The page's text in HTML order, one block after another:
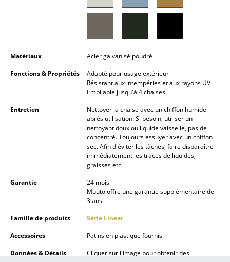
Lampes de table
Lampes de bureau
Lampadaires et Liseuses
Lampes de sol
Appliques murales
Luminaires d’extérieur
... voir tous les luminaires
Lits
Lits doubles
Matériaux
Acier galvanisé poudré
Fonctions & Propriétés
Adapté pour usage extérieur
Résistant aux intempéries et aux rayons UV
Empilable jusqu'à 4 chaises
Entretien
Nettoyer la chaise avec un chiffon humide
après utilisation. Si besoin, utiliser un
nettoyant doux ou liquide vaisselle, pas de
concentré. Toujours essuyer avec un chiffon
sec. Afin d'éviter les tâches, faire disparaître
immédiatement les traces de liquides,
graisses etc.
Garantie
24 mois
Muuto offre une garantie supplémentaire de
3 ans
Famille de produits
Série Linear
Accessoires
Patins en plastique fournis
Données & Détails
Cliquer sur l'image pour obtenir des